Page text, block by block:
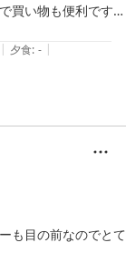
買い物も便利です。
は和食、洋食、カレ
、朝カレーもおいし
| 夕食: - |
も目の前なのでとて